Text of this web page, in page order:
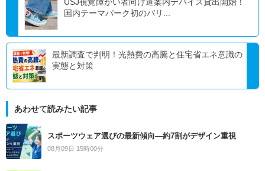
USJ視覚障がい者向け道案内デバイス貸出開始！
国内テーマパーク初のバリ...
最新調査で判明！光熱費の高騰と住宅省エネ意識の
実態と対策
あわせて読みたい記事
スポーツウェア選びの最新傾向―約7割がデザイン重視
08月09日 15時00分